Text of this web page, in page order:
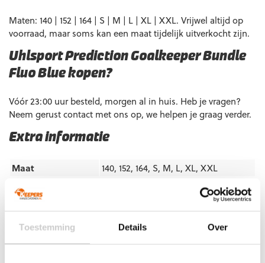
Toestemming Details Over
Extra informatie
Maat
140, 152, 164, S, M, L, XL, XXL
Ondergrond
Doelgroep
Kleur
Fluo Blue
Maten: 140 | 152 | 164 | S | M | L | XL | XXL. Vrijwel altijd op
voorraad, maar soms kan een maat tijdelijk uitverkocht zijn.
Uhlsport Prediction Goalkeeper Bundle
Fluo Blue kopen?
Vóór 23:00 uur besteld, morgen al in huis. Heb je vragen?
Neem gerust contact met ons op, we helpen je graag verder.